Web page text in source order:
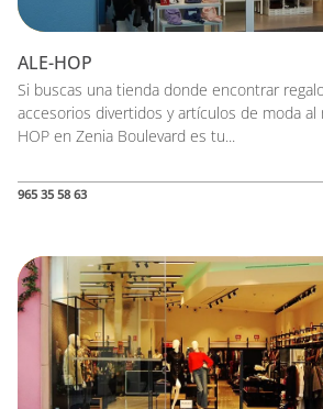
ALE-HOP
Si buscas una tienda donde encontrar
accesorios divertidos y artículos de moda al
HOP en Zenia Boulevard es tu...
965 35 58 63